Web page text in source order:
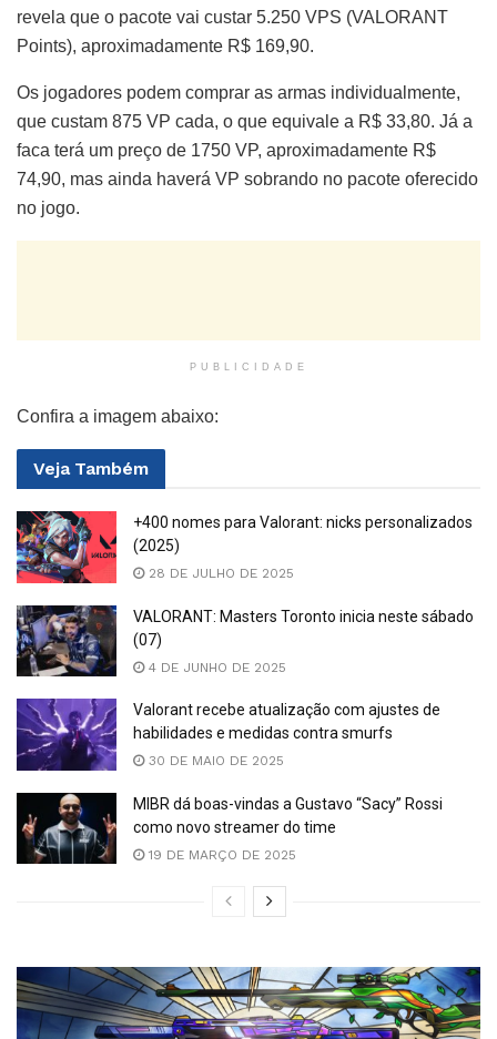
revela que o pacote vai custar 5.250 VPS (VALORANT
Points), aproximadamente R$ 169,90.
Os jogadores podem comprar as armas individualmente,
que custam 875 VP cada, o que equivale a R$ 33,80. Já a
faca terá um preço de 1750 VP, aproximadamente R$
74,90, mas ainda haverá VP sobrando no pacote oferecido
no jogo.
PUBLICIDADE
Confira a imagem abaixo:
Veja Também
+400 nomes para Valorant: nicks personalizados
(2025)
28 DE JULHO DE 2025
VALORANT: Masters Toronto inicia neste sábado
(07)
4 DE JUNHO DE 2025
Valorant recebe atualização com ajustes de
habilidades e medidas contra smurfs
30 DE MAIO DE 2025
MIBR dá boas-vindas a Gustavo “Sacy” Rossi
como novo streamer do time
19 DE MARÇO DE 2025